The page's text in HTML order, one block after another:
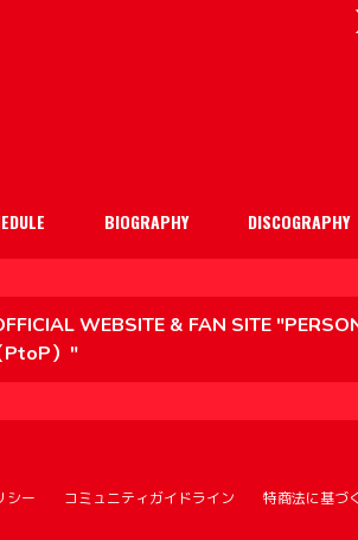
BIOGRAPHY DISCOGRAPHY
WEBSITE & FAN SITE
PtoP）"
シー コミュニティガイドライン 特商法に基づ